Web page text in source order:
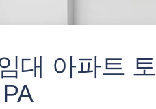
대 아파트 토